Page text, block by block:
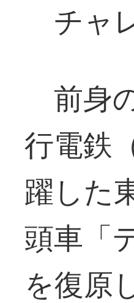
チャ
前身
行電鉄
躍した
頭車「
を復原